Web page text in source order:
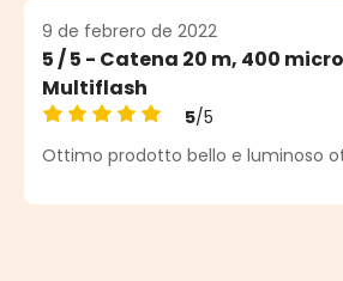
9 de febrero de 2022
5 / 5 - Catena 20 m, 400 micro
Multiflash
Calificación promedio de 5 de
5/5
Ottimo prodotto bello e luminoso